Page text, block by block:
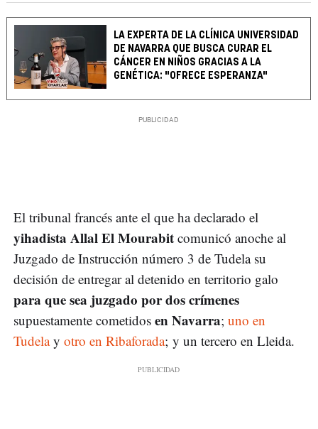
LA EXPERTA DE LA CLÍNICA UNIVERSIDAD
DE NAVARRA QUE BUSCA CURAR EL
CÁNCER EN NIÑOS GRACIAS A LA
GENÉTICA: "OFRECE ESPERANZA"
El tribunal francés ante el que ha declarado el
yihadista Allal El Mourabit comunicó anoche al
Juzgado de Instrucción número 3 de Tudela su
decisión de entregar al detenido en territorio galo
para que sea juzgado por dos crímenes
supuestamente cometidos en Navarra; uno en
Tudelay otro en Ribaforada; y un tercero en Lleida.